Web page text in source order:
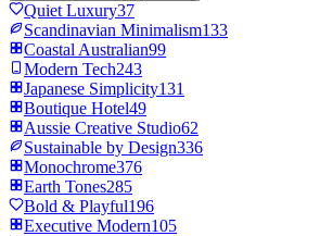
Quiet Luxury37
Scandinavian Minimalism133
Coastal Australian99
Modern Tech243
Japanese Simplicity131
Boutique Hotel49
Aussie Creative Studio62
Sustainable by Design336
Monochrome376
Earth Tones285
Bold & Playful196
Executive Modern105